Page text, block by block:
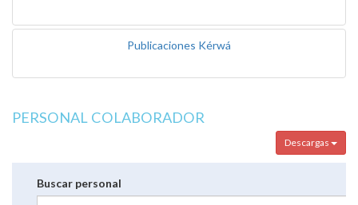
Publicaciones Kérwá
PERSONAL COLABORADOR
Descargas
Buscar personal